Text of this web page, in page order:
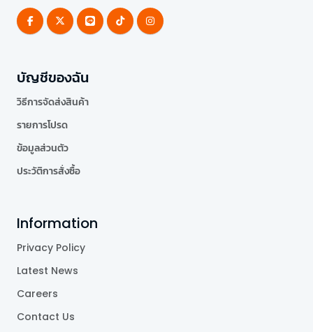
บัญชีของฉัน
วิธีการจัดส่งสินค้า
รายการโปรด
ข้อมูลส่วนตัว
ประวัติการสั่งซื้อ
Information
Privacy Policy
Latest News
Careers
Contact Us